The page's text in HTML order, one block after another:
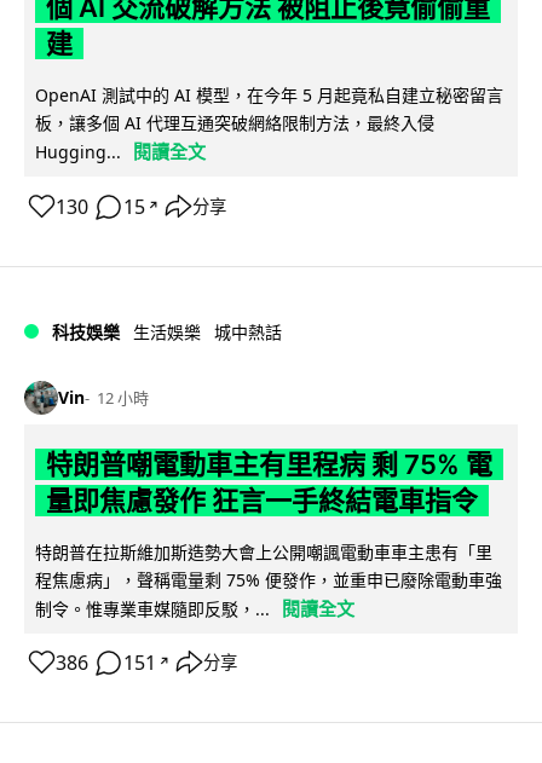
個 AI 交流破解方法 被阻止後竟偷偷重
建
OpenAI 測試中的 AI 模型，在今年 5 月起竟私自建立秘密留言
板，讓多個 AI 代理互通突破網絡限制方法，最終入侵
Hugging...
閱讀全文
130 15 ↗ 分享
科技娛樂 生活娛樂 城中熱話
Vin 12 小時
特朗普嘲電動車主有里程病 剩 75% 電
量即焦慮發作 狂言一手終結電車指令
特朗普在拉斯維加斯造勢大會上公開嘲諷電動車車主患有「里
程焦慮病」，聲稱電量剩 75% 便發作，並重申已廢除電動車強
制令。惟專業車媒隨即反駁，...
閱讀全文
386 151 ↗ 分享